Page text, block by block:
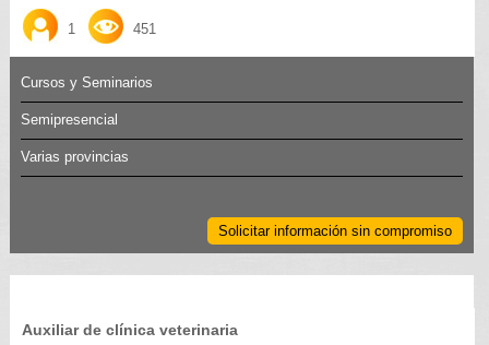
1 451
Cursos y Seminarios
Semipresencial
Varias provincias
Solicitar información sin compromiso
Auxiliar de clínica veterinaria